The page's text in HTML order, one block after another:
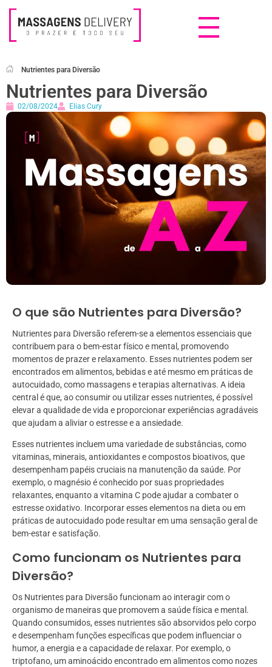
Nutrientes para Diversão
Nutrientes para Diversão
02/08/2024 Elias Cury
O que são Nutrientes para Diversão?
Nutrientes para Diversão referem-se a elementos essenciais que
contribuem para o bem-estar físico e mental, promovendo
momentos de prazer e relaxamento. Esses nutrientes podem ser
encontrados em alimentos, bebidas e até mesmo em práticas de
autocuidado, como massagens e terapias alternativas. A ideia
central é que, ao consumir ou utilizar esses nutrientes, é possível
elevar a qualidade de vida e proporcionar experiências agradáveis
que ajudam a aliviar o estresse e a ansiedade.
Esses nutrientes incluem uma variedade de substâncias, como
vitaminas, minerais, antioxidantes e compostos bioativos, que
desempenham papéis cruciais na manutenção da saúde. Por
exemplo, o magnésio é conhecido por suas propriedades
relaxantes, enquanto a vitamina C pode ajudar a combater o
estresse oxidativo. Incorporar esses elementos na dieta ou em
práticas de autocuidado pode resultar em uma sensação geral de
bem-estar e satisfação.
Como funcionam os Nutrientes para
Diversão?
Os Nutrientes para Diversão funcionam ao interagir com o
organismo de maneiras que promovem a saúde física e mental.
Quando consumidos, esses nutrientes são absorvidos pelo corpo
e desempenham funções específicas que podem influenciar o
humor, a energia e a capacidade de relaxar. Por exemplo, o
triptofano, um aminoácido encontrado em alimentos como nozes